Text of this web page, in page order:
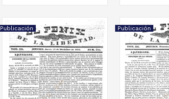
Publicación Publicación